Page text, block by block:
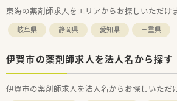
東海の薬剤師求人をエリアからお探しいただけ
岐阜県 静岡県 愛知県 三重県
伊賀市の薬剤師求人を法人名から探す
伊賀市の薬剤師求人を法人名からお探しいただ